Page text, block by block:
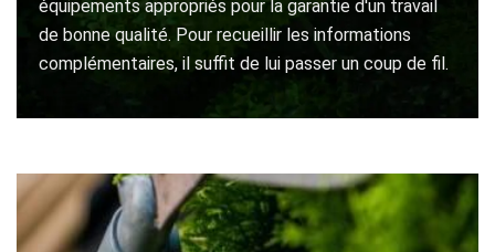
équipements appropriés pour la garantie d'un travail
de bonne qualité. Pour recueillir les informations
complémentaires, il suffit de lui passer un coup de fil.